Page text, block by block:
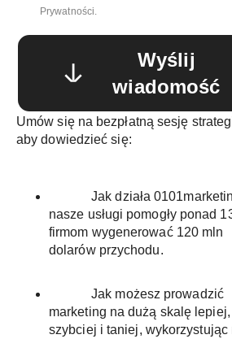
Prywatności.
Wyślij
wiadomość
Umów się na bezpłatną sesję
aby dowiedzieć się:
Jak działa
nasze usługi pomogły ponad
firmom wygenerować 120 mln
dolarów przychodu.
Jak możesz prowadzić
marketing na dużą skalę lepiej,
szybciej i taniej, wykorzystując